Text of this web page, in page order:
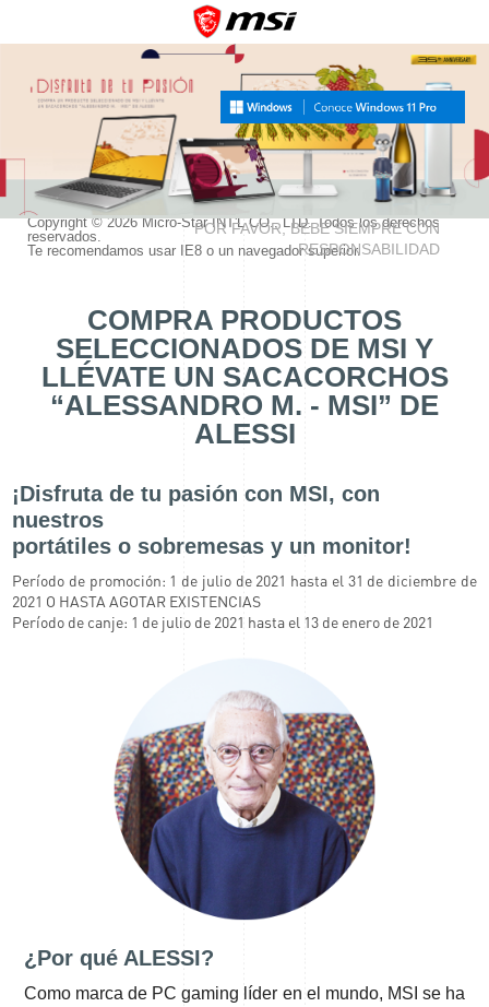
POR FAVOR, BEBE SIEMPRE CON
RESPONSABILIDAD
COMPRA PRODUCTOS
SELECCIONADOS DE MSI Y
LLÉVATE UN SACACORCHOS
“ALESSANDRO M. - MSI” DE
ALESSI
¡Disfruta de tu pasión con MSI, con
nuestros
portátiles o sobremesas y un monitor!
Período de promoción: 1 de julio de 2021 hasta el 31 de diciembre de
2021 O HASTA AGOTAR EXISTENCIAS
Período de canje: 1 de julio de 2021 hasta el 13 de enero de 2021
¿Por qué ALESSI?
Como marca de PC gaming líder en el mundo, MSI se ha
Copyright © 2026 Micro-Star INT'L CO., LTD. Todos los derechos
reservados.
Te recomendamos usar IE8 o un navegador superior.
Política de cookies
Política de Privacidad
Términos de uso
Contacto